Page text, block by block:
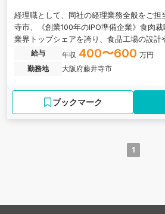
経理職として、同社の経理業務全般をご担
寺市、《創業100年のIPO準備企業》食肉
業界トップシェアを誇り、食品工場の設計
品の開発も手掛ける老舗企業です。
給与 年収 400〜600 万円
勤務地
大阪府藤井寺市
ブックマーク
1